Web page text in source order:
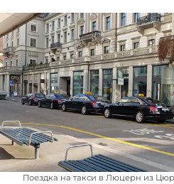
Поездка на такси в Люцерн из